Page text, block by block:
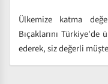
Ülkemize katma
Bıçaklarını
ederek, siz değerli